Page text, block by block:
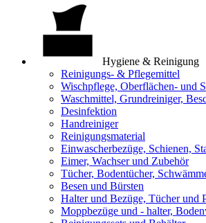
Hygiene & Reinigung
Reinigungs- & Pflegemittel
Wischpflege, Oberflächen- und
Waschmittel, Grundreiniger,
Desinfektion
Handreiniger
Reinigungsmaterial
Einwascherbezüge, Schienen,
Eimer, Wachser und Zubehör
Tücher, Bodentücher,
Besen und Bürsten
Halter und Bezüge, Tücher und
Moppbezüge und - halter,